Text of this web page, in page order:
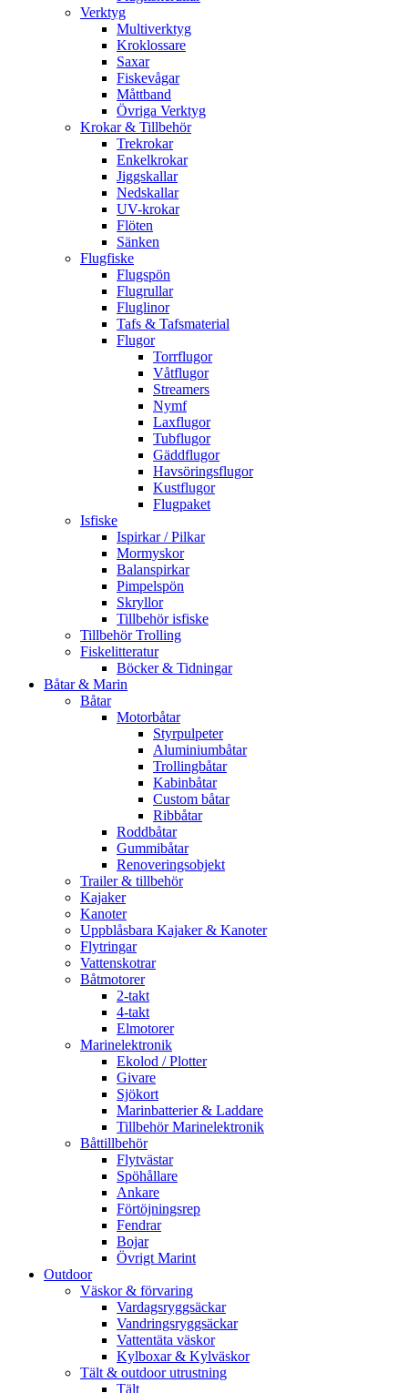
Verktyg
Multiverktyg
Kroklossare
Saxar
Fiskevågar
Måttband
Övriga Verktyg
Krokar & Tillbehör
Trekrokar
Enkelkrokar
Jiggskallar
Nedskallar
UV-krokar
Flöten
Sänken
Flugfiske
Flugspön
Flugrullar
Fluglinor
Tafs & Tafsmaterial
Flugor
Torrflugor
Våtflugor
Streamers
Nymf
Laxflugor
Tubflugor
Gäddflugor
Havsöringsflugor
Kustflugor
Flugpaket
Isfiske
Ispirkar / Pilkar
Mormyskor
Balanspirkar
Pimpelspön
Skryllor
Tillbehör isfiske
Tillbehör Trolling
Fiskelitteratur
Böcker & Tidningar
Båtar & Marin
Båtar
Motorbåtar
Styrpulpeter
Aluminiumbåtar
Trollingbåtar
Kabinbåtar
Custom båtar
Ribbåtar
Roddbåtar
Gummibåtar
Renoveringsobjekt
Trailer & tillbehör
Kajaker
Kanoter
Uppblåsbara Kajaker & Kanoter
Flytringar
Vattenskotrar
Båtmotorer
2-takt
4-takt
Elmotorer
Marinelektronik
Ekolod / Plotter
Givare
Sjökort
Marinbatterier & Laddare
Tillbehör Marinelektronik
Båttillbehör
Flytvästar
Spöhållare
Ankare
Förtöjningsrep
Fendrar
Bojar
Övrigt Marint
Outdoor
Väskor & förvaring
Vardagsryggsäckar
Vandringsryggsäckar
Vattentäta väskor
Kylboxar & Kylväskor
Tält & outdoor utrustning
Tält